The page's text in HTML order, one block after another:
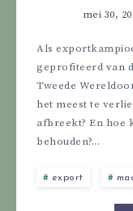
mei 30,
Als
geprofiteerd van
Tweede
het meest te
afbreekt? En hoe
behouden?...
export